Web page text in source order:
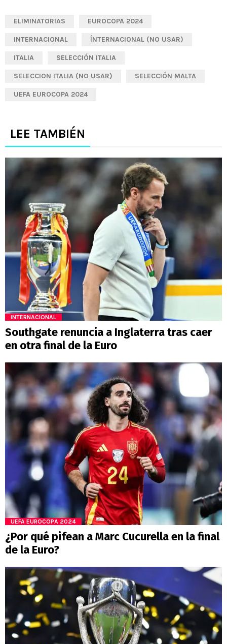
ELIMINATORIAS EUROCOPA 2024
INTERNACIONAL ÍNTERNACIONAL (NO USAR)
ITALIA SELECCIÓN ITALIA
SELECCION ITALIA (NO USAR) SELECCIÓN MALTA
UEFA EUROCOPA 2024
LEE TAMBIÉN
INTERNACIONAL
Southgate renuncia a Inglaterra tras caer
en otra final de la Euro
UEFA EUROCOPA 2024
¿Por qué pifean a Marc Cucurella en la final
de la Euro?